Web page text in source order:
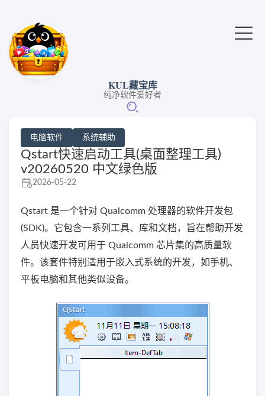
KUL藏宝库
纯净软件爱好者
电脑软件 系统辅助
Qstart快速启动工具(桌面整理工具)
v20260520 中文绿色版
2026-05-22
Qstart 是一个针对 Qualcomm 处理器的软件开发包
(SDK)。它包含一系列工具、库和文档，旨在帮助开发
人员快速开发可用于 Qualcomm 芯片集的高质量软
件。该套件特别适用于嵌入式系统的开发，如手机、
平板电脑和其他类似设备。